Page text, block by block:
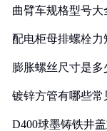
曲臂车规格型号大
配电柜母排螺栓
膨胀螺丝尺寸是多
镀锌方管有哪些常
D400球墨铸铁井